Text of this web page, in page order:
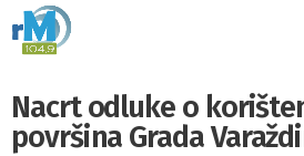
Nacrt odluke o
površina Grada